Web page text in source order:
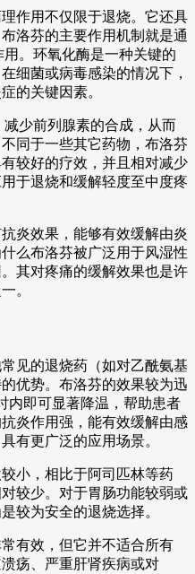
作用不仅限于退烧。它还具
洛芬的主要作用机制就是通
。环氧化酶是一种关键的
细菌或病毒感染的情况下，
的关键因素。
少前列腺素的合成，从而
同于一些其它药物，布洛芬
较好的疗效，并且相对减少
于退烧和缓解轻度至中度疼
炎效果，能够有效缓解由炎
么布洛芬被广泛用于风湿性
其对疼痛的缓解效果也是许
。
见的退烧药（如对乙酰氨基
优势。布洛芬的效果较为迅
内即可显著降温，帮助患者
炎作用强，能有效缓解由感
有更广泛的应用场景。
小，相比于阿司匹林等药
较少。对于胃肠功能较弱或
较为安全的退烧选择。
有效，但它并不适合所有
疡、严重肝肾疾病或对